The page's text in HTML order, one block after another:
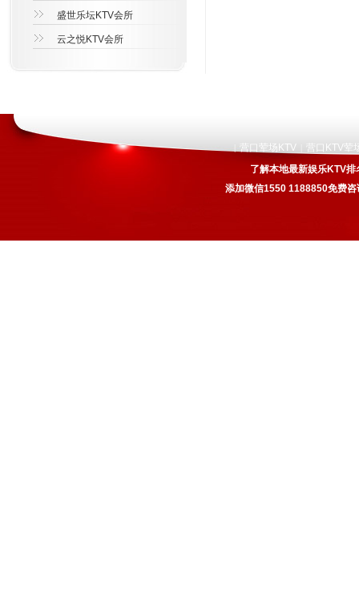
盛世乐坛KTV会所
云之悦KTV会所
营口荤场KTV
营口KTV荤
了解本地最新娱乐KTV
添加微信1550 1188850免费